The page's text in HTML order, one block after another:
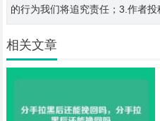
的行为我们将追究责任；3.作者投
相关文章